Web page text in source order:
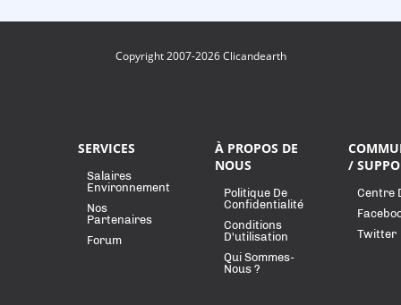
Copyright 2007-2026 Clicandearth
SERVICES
Salaires
Environnement
Nos
Partenaires
Forum
À PROPOS DE
NOUS
Politique De
Confidentialité
Conditions
D'utilisation
Qui Sommes-
Nous ?
/
Centre
Twitter